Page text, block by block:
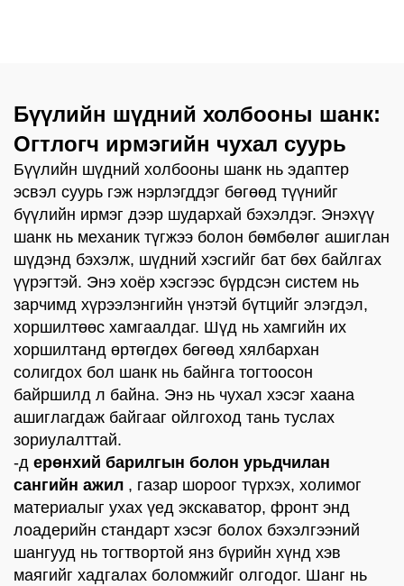
Бүүлийн шүдний холбооны шанк:
Огтлогч ирмэгийн чухал суурь
Бүүлийн шүдний холбооны шанк нь эдаптер
эсвэл суурь гэж нэрлэгддэг бөгөөд түүнийг
бүүлийн ирмэг дээр шудархай бэхэлдэг. Энэхүү
шанк нь механик түгжээ болон бөмбөлөг ашиглан
шүдэнд бэхэлж, шүдний хэсгийг бат бөх байлгах
үүрэгтэй. Энэ хоёр хэсгээс бүрдсэн систем нь
зарчимд хүрээлэнгийн үнэтэй бүтцийг элэгдэл,
хоршилтөөс хамгаалдаг. Шүд нь хамгийн их
хоршилтанд өртөгдөх бөгөөд хялбархан
солигдох бол шанк нь байнга тогтоосон
байршилд л байна. Энэ нь чухал хэсэг хаана
ашиглагдаж байгааг ойлгоход тань туслах
зориулалттай.
-д ерөнхий барилгын болон урьдчилан
сангийн ажил , газар шороог түрхэх, холимог
материалыг ухах үед экскаватор, фронт энд
лоадерийн стандарт хэсэг болох бэхэлгээний
шангууд нь тогтвортой янз бүрийн хүнд хэв
маягийг хадгалах боломжийг олгодог. Шанг нь